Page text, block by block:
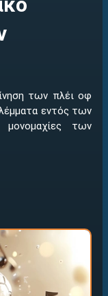
των πλέι οφ
εντός των
των